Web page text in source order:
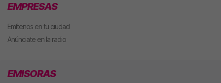
EMPRESAS
Emítenos en tu ciudad
Anúnciate en la radio
EMISORAS